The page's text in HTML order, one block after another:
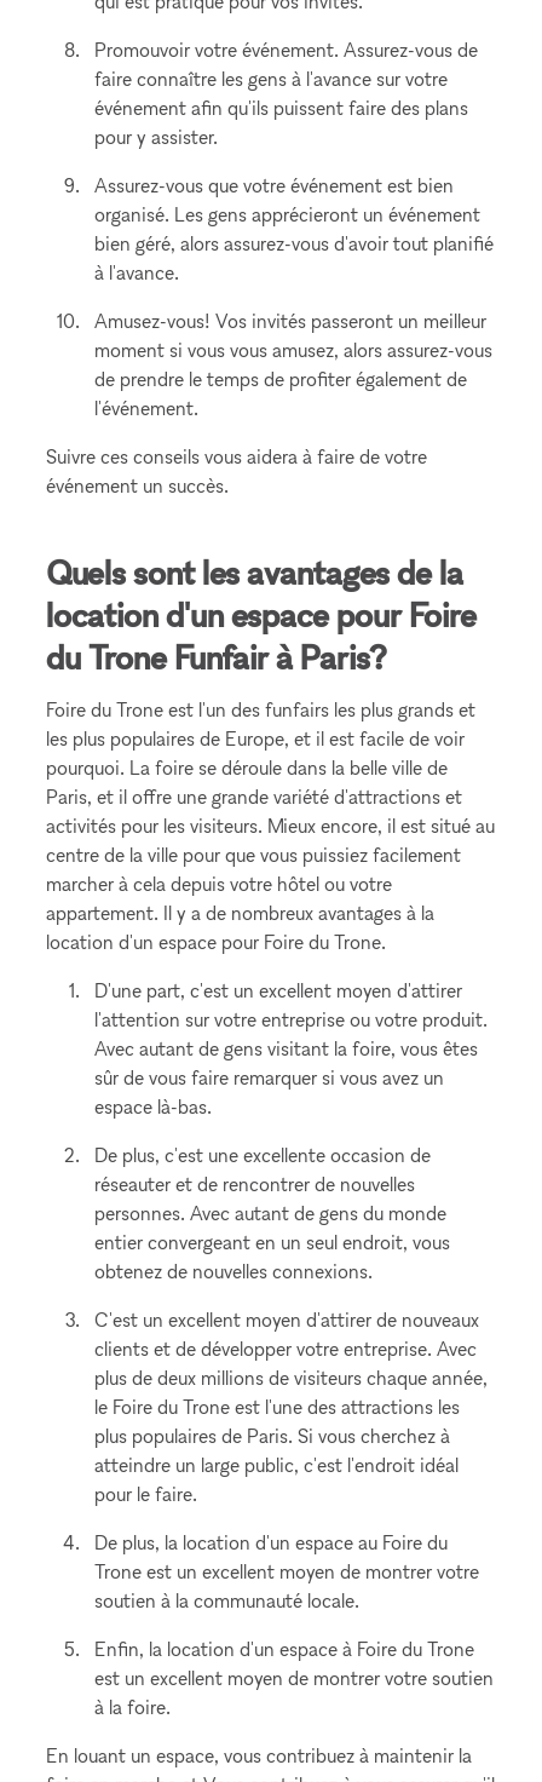
Promouvoir votre événement. Assurez-vous de
faire connaître les gens à l'avance sur votre
événement afin qu'ils puissent faire des plans
pour y assister.
Assurez-vous que votre événement est bien
organisé. Les gens apprécieront un événement
bien géré, alors assurez-vous d'avoir tout planifié
à l'avance.
Amusez-vous! Vos invités passeront un meilleur
moment si vous vous amusez, alors assurez-vous
de prendre le temps de profiter également de
l'événement.
Suivre ces conseils vous aidera à faire de votre
événement un succès.
Quels sont les avantages de la
location d'un espace pour Foire
du Trone Funfair à Paris?
Foire du Trone est l'un des funfairs les plus grands et
les plus populaires de Europe, et il est facile de voir
pourquoi. La foire se déroule dans la belle ville de
Paris, et il offre une grande variété d'attractions et
activités pour les visiteurs. Mieux encore, il est situé au
centre de la ville pour que vous puissiez facilement
marcher à cela depuis votre hôtel ou votre
appartement. Il y a de nombreux avantages à la
location d'un espace pour Foire du Trone.
D'une part, c'est un excellent moyen d'attirer
l'attention sur votre entreprise ou votre produit.
Avec autant de gens visitant la foire, vous êtes
sûr de vous faire remarquer si vous avez un
espace là-bas.
De plus, c'est une excellente occasion de
réseauter et de rencontrer de nouvelles
personnes. Avec autant de gens du monde
entier convergeant en un seul endroit, vous
obtenez de nouvelles connexions.
C'est un excellent moyen d'attirer de nouveaux
clients et de développer votre entreprise. Avec
plus de deux millions de visiteurs chaque année,
le Foire du Trone est l'une des attractions les
plus populaires de Paris. Si vous cherchez à
atteindre un large public, c'est l'endroit idéal
pour le faire.
De plus, la location d'un espace au Foire du
Trone est un excellent moyen de montrer votre
soutien à la communauté locale.
Enfin, la location d'un espace à Foire du Trone
est un excellent moyen de montrer votre soutien
à la foire.
En louant un espace, vous contribuez à maintenir la